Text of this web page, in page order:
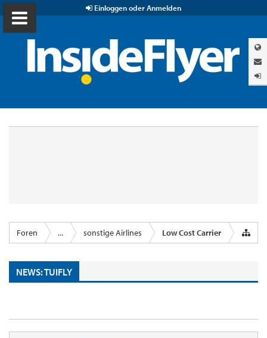
Einloggen oder Anmelden
Foren ... sonstige Airlines Low Cost Carrier
NEWS: TUIFLY